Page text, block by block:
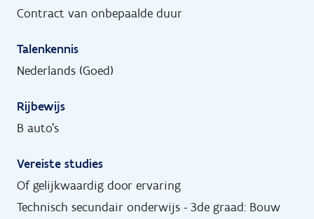
Contract van onbepaalde duur
Talenkennis
Nederlands (Goed)
Rijbewijs
B auto's
Vereiste studies
Of gelijkwaardig door ervaring
Technisch secundair onderwijs - 3de graad: Bouw